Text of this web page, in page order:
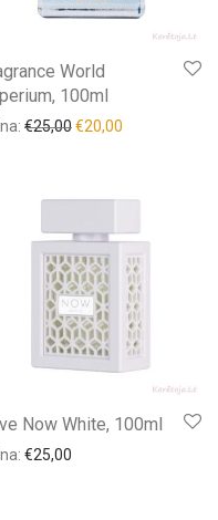
67
+
World
100ml
€25,00€20,00
Now White, 100ml
€25,00